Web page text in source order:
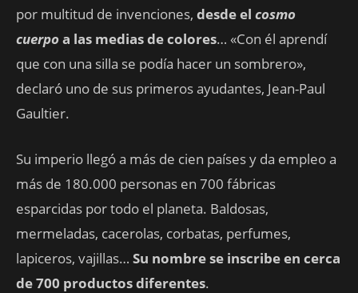
por multitud de invenciones, desde el cosmo
cuerpoa las medias de colores… «Con él aprendí
que con una silla se podía hacer un sombrero»,
declaró uno de sus primeros ayudantes, Jean-Paul
Gaultier.
Su imperio llegó a más de cien países y da empleo a
más de 180.000 personas en 700 fábricas
esparcidas por todo el planeta. Baldosas,
mermeladas, cacerolas, corbatas, perfumes,
lapiceros, vajillas… Su nombre se inscribe en cerca
de 700 productos diferentes.